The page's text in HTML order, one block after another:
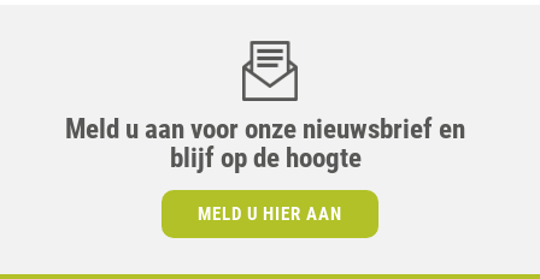
Meld u aan voor onze nieuwsbrief en
blijf op de hoogte
MELD U HIER AAN